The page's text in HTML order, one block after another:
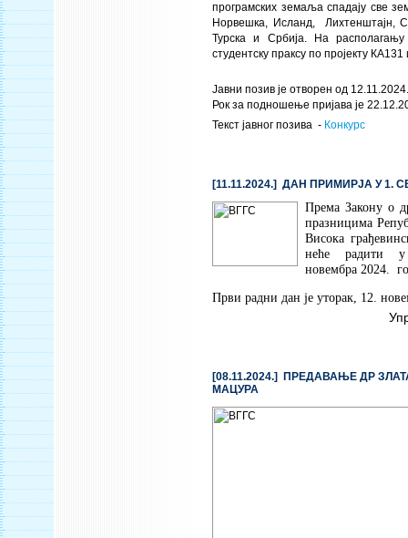
програмских земаља спадају све
Норвешка, Исланд, Лихтенштајн,
Турска и Србија. На
студентску праксу по пројекту
Јавни позив је отворен од
Рок за подношење пријава је
Текст јавног позива - Конкурс
[11.11.2024.] ДАН ПРИМИРЈА У 1.
Према Закону о
празницима
Висока
неће радити
новембра 2024.
Први радни дан је уторак, 12.
[08.11.2024.] ПРЕДАВАЊЕ ДР
МАЦУРА